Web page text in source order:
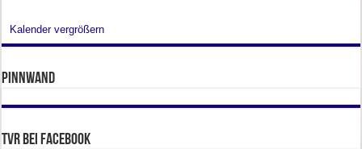
Kalender vergrößern
Pinnwand
TVR bei facebook